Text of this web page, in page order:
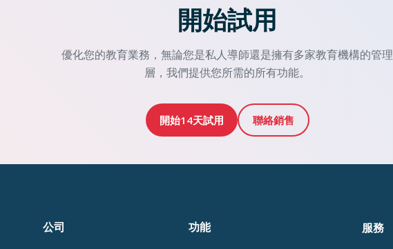
開始試用
優化您的教育業務，無論您是私人導師還是擁有多家教育機構的管理
層，我們提供您所需的所有功能。
開始14天試用 聯絡銷售
公司
功能
服務